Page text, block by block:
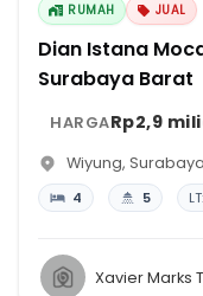
RUMAH JUAL
Dian Istana
Surabaya Barat
HARGARp2,9
Wiyung, Surabaya
4 5 LT:
Xavier Marks